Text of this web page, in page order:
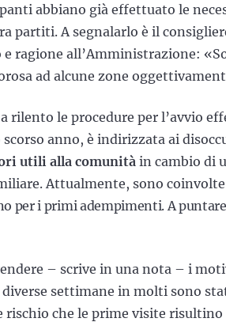
abbiano già effettuato le
partiti. A segnalarlo è il
e ragione all’Amministrazione:
ad alcune zone
rilento le procedure per l’avvio
anno, è indirizzata ai
utili alla comunità in cambio di
Attualmente, sono
per i primi adempimenti. A
– scrive in una nota – i
settimane in molti sono
rischio che le prime visite